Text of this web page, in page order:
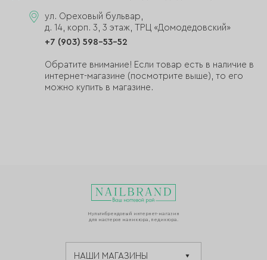
ул. Ореховый бульвар,
д. 14, корп. 3, 3 этаж, ТРЦ «Домодедовский»
+7 (903) 598-53-52
Обратите внимание! Если товар есть в наличие в
интернет-магазине (посмотрите выше), то его
можно купить в магазине.
Мультибрендовый интернет-магазин
для мастеров маникюра, педикюра.